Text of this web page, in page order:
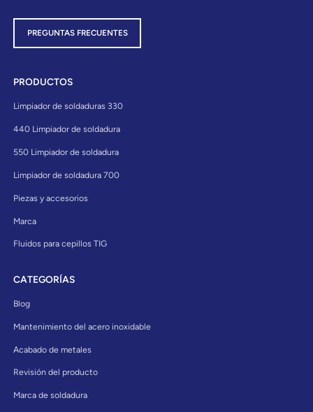
PREGUNTAS FRECUENTES
PRODUCTOS
Limpiador de soldaduras 330
440 Limpiador de soldadura
550 Limpiador de soldadura
Limpiador de soldadura 700
Piezas y accesorios
Marca
Fluidos para cepillos TIG
CATEGORÍAS
Blog
Mantenimiento del acero inoxidable
Acabado de metales
Revisión del producto
Marca de soldadura